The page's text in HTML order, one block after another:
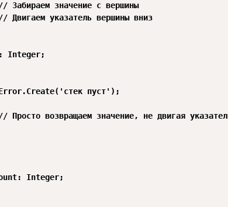
Забираем значение с вершины
Двигаем указатель вершины вниз
Integer;
пуст');
Просто возвращаем значение, не двигая
Integer;